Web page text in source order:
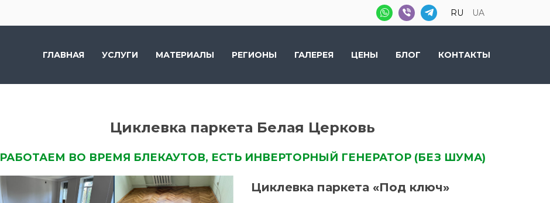
RU UA
ГЛАВНАЯ УСЛУГИ МАТЕРИАЛЫ РЕГИОНЫ ГАЛЕРЕЯ ЦЕНЫ БЛОГ КОНТАКТЫ
Циклевка паркета Белая Церковь
РАБОТАЕМ ВО ВРЕМЯ БЛЕКАУТОВ, ЕСТЬ ИНВЕРТОРНЫЙ ГЕНЕРАТОР (БЕЗ ШУМА)
Циклевка паркета «Под ключ»